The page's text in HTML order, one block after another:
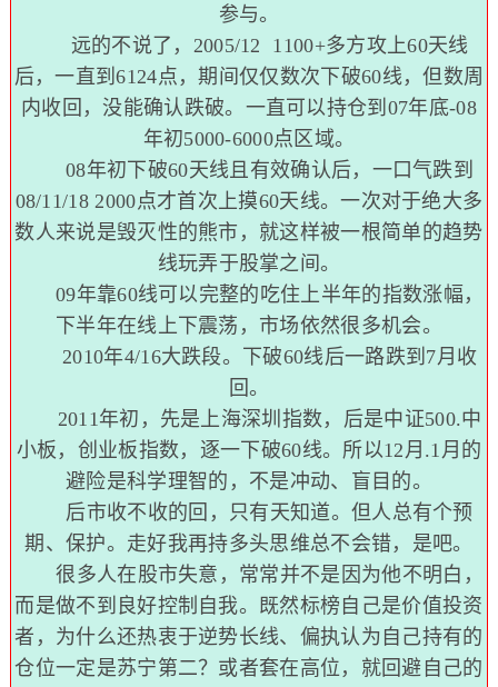
参与。
远的不说了，2005/12 1100+多方攻上60天线
后，一直到6124点，期间仅仅数次下破60线，但数周
内收回，没能确认跌破。一直可以持仓到07年底-08
年初5000-6000点区域。
08年初下破60天线且有效确认后，一口气跌到
08/11/18 2000点才首次上摸60天线。一次对于绝大多
数人来说是毁灭性的熊市，就这样被一根简单的趋势
线玩弄于股掌之间。
09年靠60线可以完整的吃住上半年的指数涨幅，
下半年在线上下震荡，市场依然很多机会。
2010年4/16大跌段。下破60线后一路跌到7月收
回。
2011年初，先是上海深圳指数，后是中证500.中
小板，创业板指数，逐一下破60线。所以12月.1月的
避险是科学理智的，不是冲动、盲目的。
后市收不收的回，只有天知道。但人总有个预
期、保护。走好我再持多头思维总不会错，是吧。
很多人在股市失意，常常并不是因为他不明白，
而是做不到良好控制自我。既然标榜自己是价值投资
者，为什么还热衷于逆势长线、偏执认为自己持有的
仓位一定是苏宁第二？或者套在高位，就回避自己的